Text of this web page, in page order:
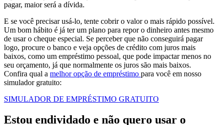
pagar, maior será a dívida.
E se você precisar usá-lo, tente cobrir o valor o mais rápido possível.
Um bom hábito é já ter um plano para repor o dinheiro antes mesmo
de usar o cheque especial. Se perceber que não conseguirá pagar
logo, procure o banco e veja opções de crédito com juros mais
baixos, como um empréstimo pessoal, que pode impactar menos no
seu orçamento, já que normalmente os juros são mais baixos.
Confira qual a melhor opção de empréstimo para você em nosso
simulador gratuito:
SIMULADOR DE EMPRÉSTIMO GRATUITO
Estou endividado e não quero usar o